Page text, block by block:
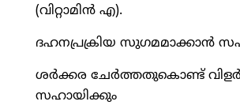
(വിറ്റാമിൻ എ).
ദഹനപ്രക്രിയ സുഗമമാക്കാൻ
ശർക്കര ചേർത്തതുകൊണ്ട്
സഹായിക്കും